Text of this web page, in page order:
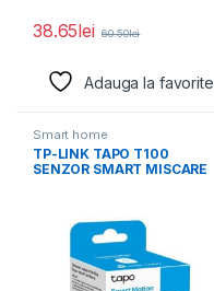
38.65lei 60.50lei
Adauga la favorite
Smart home
TP-LINK TAPO T100
SENZOR SMART MISCARE